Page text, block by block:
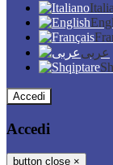
عربى
Accedi
Accedi
button close ×